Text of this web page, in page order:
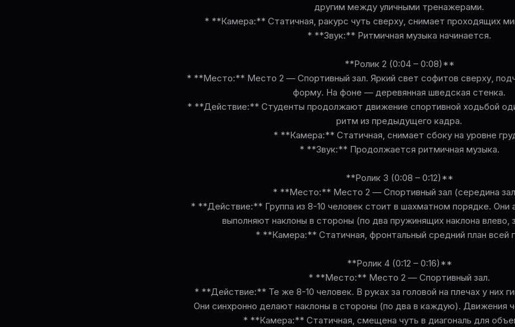
другим между уличными тренажерами.
* **Камера:** Статичная, ракурс чуть сверху, снимает проходящих
* **Звук:** Ритмичная музыка начинается.
**Ролик 2 (0:04 – 0:08)**
* **Место:** Место 2 — Спортивный зал. Яркий свет софитов сверху,
форму. На фоне — деревянная шведская стенка.
* **Действие:** Студенты продолжают движение спортивной ходьбой
ритм из предыдущего кадра.
* **Камера:** Статичная, снимает сбоку на уровне
* **Звук:** Продолжается ритмичная музыка.
**Ролик 3 (0:08 – 0:12)**
* **Место:** Место 2 — Спортивный зал (середина
* **Действие:** Группа из 8-10 человек стоит в шахматном порядке. Они
выполняют наклоны в стороны (по два пружинящих наклона влево,
* **Камера:** Статичная, фронтальный средний план всей
**Ролик 4 (0:12 – 0:16)**
* **Место:** Место 2 — Спортивный зал.
* **Действие:** Те же 8-10 человек. В руках за головой на плечах у них
Они синхронно делают наклоны в стороны (по два в каждую). Движения
* **Камера:** Статичная, смещена чуть в диагональ для